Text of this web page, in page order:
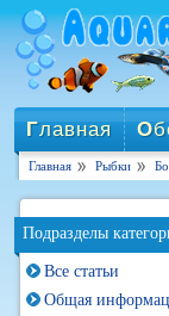
Главная О
Главная Рыбки
Подразделы
Все статьи
Общая